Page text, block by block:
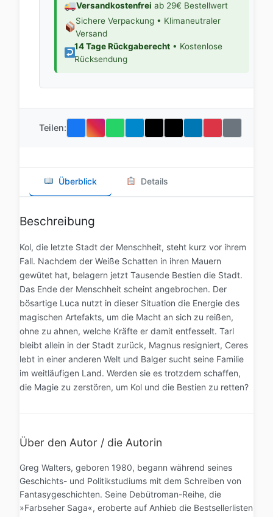
Versandkostenfrei ab 29€ Bestellwert
Sichere Verpackung • Klimaneutraler
Versand
14 Tage Rückgaberecht• Kostenlose
Rücksendung
Teilen:
Überblick Details
Beschreibung
Kol, die letzte Stadt der Menschheit, steht kurz vor ihrem
Fall. Nachdem der Weiße Schatten in ihren Mauern
gewütet hat, belagern jetzt Tausende Bestien die Stadt.
Das Ende der Menschheit scheint angebrochen. Der
bösartige Luca nutzt in dieser Situation die Energie des
magischen Artefakts, um die Macht an sich zu reißen,
ohne zu ahnen, welche Kräfte er damit entfesselt. Tarl
bleibt allein in der Stadt zurück, Magnus resigniert, Ceres
lebt in einer anderen Welt und Balger sucht seine Familie
im weitläufigen Land. Werden sie es trotzdem schaffen,
die Magie zu zerstören, um Kol und die Bestien zu retten?
Über den Autor / die Autorin
Greg Walters, geboren 1980, begann während seines
Geschichts- und Politikstudiums mit dem Schreiben von
Fantasygeschichten. Seine Debütroman-Reihe, die
»Farbseher Saga«, eroberte auf Anhieb die Bestsellerlisten